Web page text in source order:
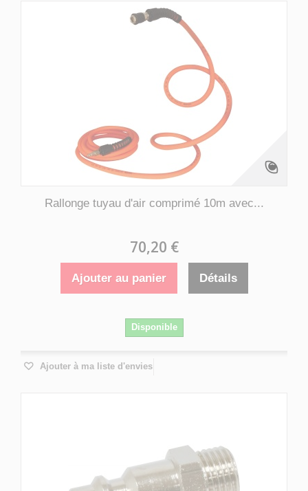
Rallonge tuyau d'air comprimé 10m avec...
70,20 €
Ajouter au panier Détails
Disponible
Ajouter à ma liste d'envies